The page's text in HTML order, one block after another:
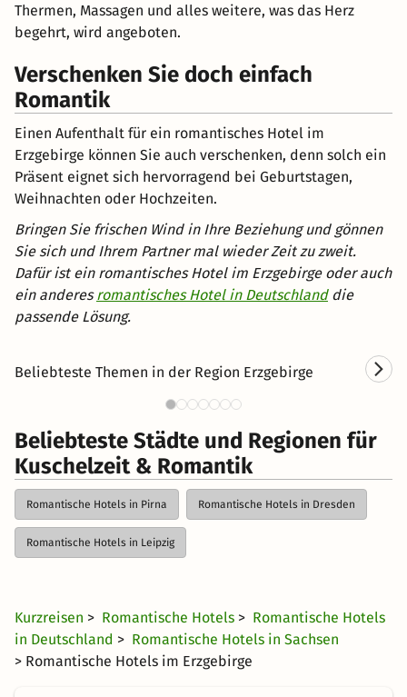
Thermen, Massagen und alles weitere, was das Herz
begehrt, wird angeboten.
Verschenken Sie doch einfach
Romantik
Einen Aufenthalt für ein romantisches Hotel im
Erzgebirge können Sie auch verschenken, denn solch ein
Präsent eignet sich hervorragend bei Geburtstagen,
Weihnachten oder Hochzeiten.
Bringen Sie frischen Wind in Ihre Beziehung und gönnen
Sie sich und Ihrem Partner mal wieder Zeit zu zweit.
Dafür ist ein romantisches Hotel im Erzgebirge oder auch
ein anderesromantisches Hotel in Deutschlanddie
passende Lösung.
Beliebteste Themen in der Region Erzgebirge
Kurzurlaub im Erzgebirge
Beliebteste Städte und Regionen für
Kuschelzeit & Romantik
Romantische Hotels in Pirna Romantische Hotels in Dresden
Romantische Hotels in Leipzig
Kurzreisen > Romantische Hotels > Romantische Hotels
in Deutschland > Romantische Hotels in Sachsen
> Romantische Hotels im Erzgebirge